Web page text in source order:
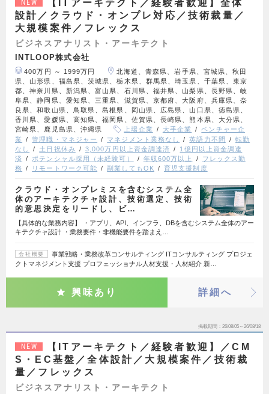
NEW
【ITアーキテクト／経験者歓迎】全体
設計／クラウド・オンプレ対応／技術裁量／
大規模案件／フレックス
ビジネスアナリスト・アーキテクト
INTLOOP株式会社
400万円 ～ 1999万円
北海道、青森県、岩手県、宮城県、秋田
県、山形県、福島県、茨城県、栃木県、群馬県、埼玉県、千葉県、東京
都、神奈川県、新潟県、富山県、石川県、福井県、山梨県、長野県、岐
阜県、静岡県、愛知県、三重県、滋賀県、京都府、大阪府、兵庫県、奈
良県、和歌山県、鳥取県、島根県、岡山県、広島県、山口県、徳島県、
香川県、愛媛県、高知県、福岡県、佐賀県、長崎県、熊本県、大分県、
宮崎県、鹿児島県、沖縄県
上場企業 大手企業
ベンチャー企
業
管理職・マネジャー マネジメント業務なし 英語力不問
転勤
なし
土日祝休み 3,000万円以上資金調達済
1億円以上資金調達
済
ポテンシャル採用（未経験可） 年収600万以上
フレックス勤
務
リモートワーク可能 副業してもOK 育児支援制度
クラウド・オンプレミスを含むシステム全
体のアーキテクチャ設計、技術選定、技術
的意思決定をリードし、ビ…
【具体的な業務内容】 ・アプリ、API、インフラ、DBを含むシステム全体のアー
キテクチャ設計 ・業務要件・非機能要件を踏まえ…
会社概要
事業戦略・業務改革コンサルティング ITコンサルティング プロジェ
クトマネジメント支援 プロフェッショナル人材支援・人材紹介 新…
興味あり 詳細へ
掲載期間 26/08/05～26/08/18
NEW
【ITアーキテクト／経験者歓迎】／CM
S・EC基盤／全体設計／大規模案件／技術裁
量／フレックス
ビジネスアナリスト・アーキテクト